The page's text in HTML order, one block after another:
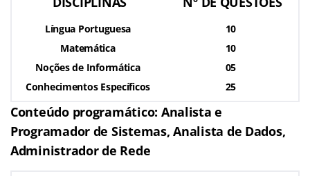
Língua Portuguesa
Matemática
Noções de Informática
Conhecimentos Específicos
10
10
05
25
Conteúdo programático: Analista e
Programador de Sistemas, Analista de Dados,
Administrador de Rede